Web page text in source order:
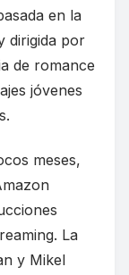
en la
dirigida por
de romance
jóvenes
meses,
La
y Mikel